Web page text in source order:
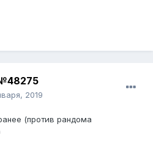
2019
(против рандома